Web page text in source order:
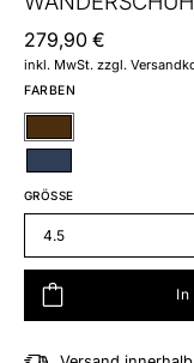
279,90 €
inkl. MwSt. zzgl.
FARBEN
Braun
Blau
GRÖSSE
4.5